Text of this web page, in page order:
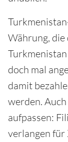
Währung, die
doch mal
damit
werden.
aufpassen:
verlangen für